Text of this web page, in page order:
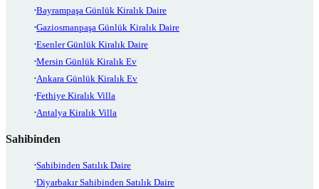
Bayrampaşa Günlük Kiralık Daire
Gaziosmanpaşa Günlük Kiralık Daire
Esenler Günlük Kiralık Daire
Mersin Günlük Kiralık Ev
Ankara Günlük Kiralık Ev
Fethiye Kiralık Villa
Antalya Kiralık Villa
Sahibinden
Sahibinden Satılık Daire
Diyarbakır Sahibinden Satılık Daire